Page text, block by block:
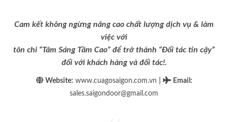
Cam kết không ngừng nâng cao chất lượng dịch vụ & làm
việc với
tôn chỉ “Tâm Sáng Tầm Cao” để trở thành “Đối tác tin cậy”
đối với khách hàng và đối tác!.
Website: www.cuagosaigon.com.vn Email :
sales.saigondoor@gmail.com